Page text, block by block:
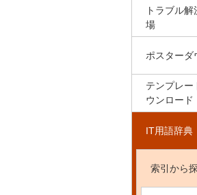
トラブル
場
ポスターダ
テンプレー
ウンロード
IT用語辞典
索引から